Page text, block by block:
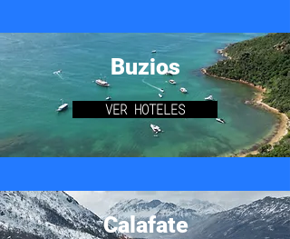
Buzios
VER HOTELES
Calafate